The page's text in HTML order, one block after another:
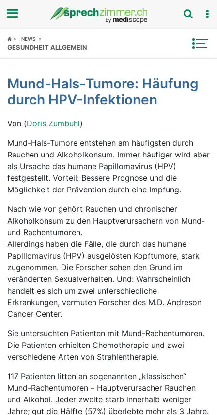
Fokus
Symptome
Ratgeber
Rubriken
NEWS
GESUNDHEIT ALLGEMEIN
Mund-Hals-Tumore: Häufung
durch HPV-Infektionen
Von (Doris Zumbühl)
Mund-Hals-Tumore entstehen am häufigsten durch
Rauchen und Alkoholkonsum. Immer häufiger wird aber
als Ursache das humane Papillomavirus (HPV)
festgestellt. Vorteil: Bessere Prognose und die
Möglichkeit der Prävention durch eine Impfung.
Nach wie vor gehört Rauchen und chronischer
Alkoholkonsum zu den Hauptverursachern von Mund-
und Rachentumoren.
Allerdings haben die Fälle, die durch das humane
Papillomavirus (HPV) ausgelösten Kopftumore, stark
zugenommen. Die Forscher sehen den Grund im
veränderten Sexualverhalten. Und: Wahrscheinlich
handelt es sich um zwei unterschiedliche
Erkrankungen, vermuten Forscher des M.D. Andreson
Cancer Center.
Sie untersuchten Patienten mit Mund-Rachentumoren.
Die Patienten erhielten Chemotherapie und zwei
verschiedene Arten von Strahlentherapie.
117 Patienten litten an sogenannten „klassischen“
Mund-Rachentumoren – Hauptverursacher Rauchen
und Alkohol. Jeder zweite starb innerhalb weniger
Jahre; gut die Hälfte (57%) überlebte mehr als 3 Jahre.